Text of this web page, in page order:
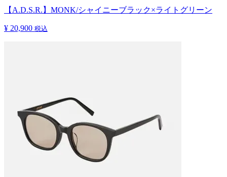
【A.D.S.R.】MONK/シャイニーブラック×ライトグリーン
¥ 20,900 税込